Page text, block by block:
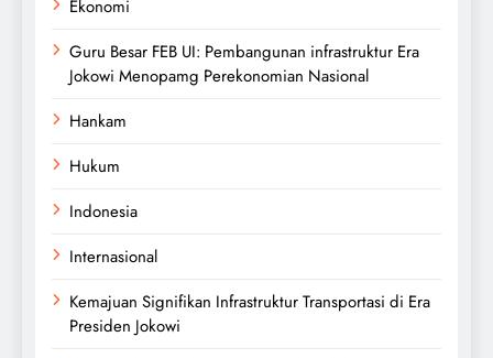
Ekonomi
Guru Besar FEB UI: Pembangunan infrastruktur Era
Jokowi Menopamg Perekonomian Nasional
Hankam
Hukum
Indonesia
Internasional
Kemajuan Signifikan Infrastruktur Transportasi di Era
Presiden Jokowi